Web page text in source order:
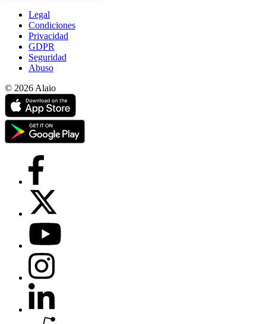
Legal
Condiciones
Privacidad
GDPR
Seguridad
Abuso
© 2026 Alaio